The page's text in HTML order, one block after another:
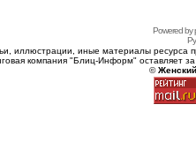
Powered by
иллюстрации, иные материалы
компания "Блиц-Информ" оставляет
©